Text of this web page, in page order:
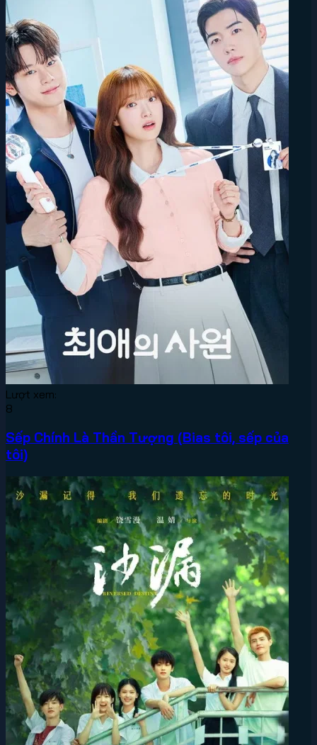
Lượt xem:
8
Sếp Chính Là Thần Tượng (Bias tôi, sếp của
tôi)